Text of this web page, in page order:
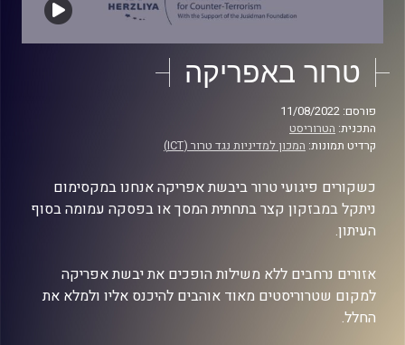
טרור באפריקה
פורסם: 11/08/2022
התכנית: הטרוריסט
קרדיט תמונות: המכון למדיניות נגד טרור (ICT)
כשקורים פיגועי טרור ביבשת אפריקה אנחנו במקסימום
ניתקל במבזקון קצר בתחתית המסך או בפסקה עמומה בסוף
העיתון.
אזורים נרחבים ללא משילות הופכים את יבשת אפריקה
למקום שטרוריסטים מאוד אוהבים להיכנס אליו ולמלא את
החלל.